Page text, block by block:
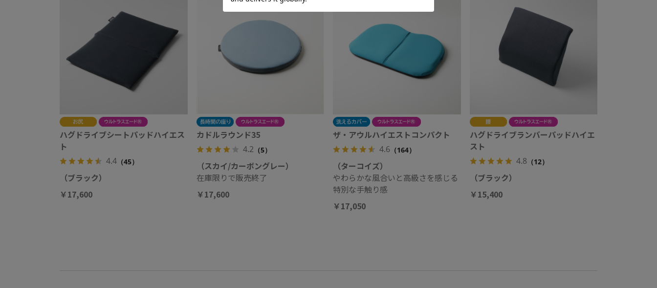
ハグドライブシートパッドハイエス
ト
4.4 （45）
（ブラック）
￥17,600
カドルラウンド35
4.2 （5）
（スカイ/カーボングレー）
在庫限りで販売終了
￥17,600
ザ・アウルハイエストコンパクト
4.6 （164）
（ターコイズ）
やわらかな風合いと高級さを感じる
特別な手触り感
￥17,050
ハグドライブランバーパッドハイエ
スト
4.8 （12）
（ブラック）
￥15,400